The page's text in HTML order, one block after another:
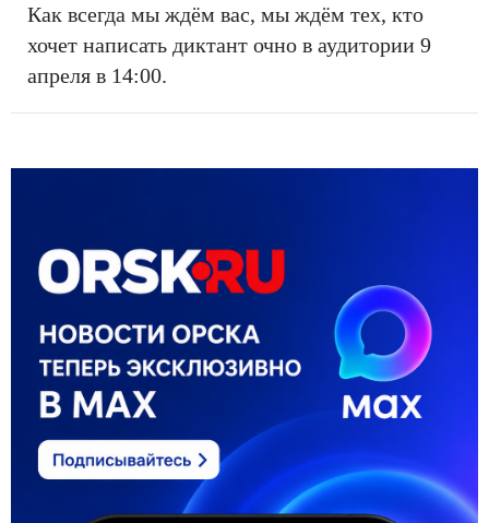
Как всегда мы ждём вас, мы ждём тех, кто
хочет написать диктант очно в аудитории 9
апреля в 14:00.